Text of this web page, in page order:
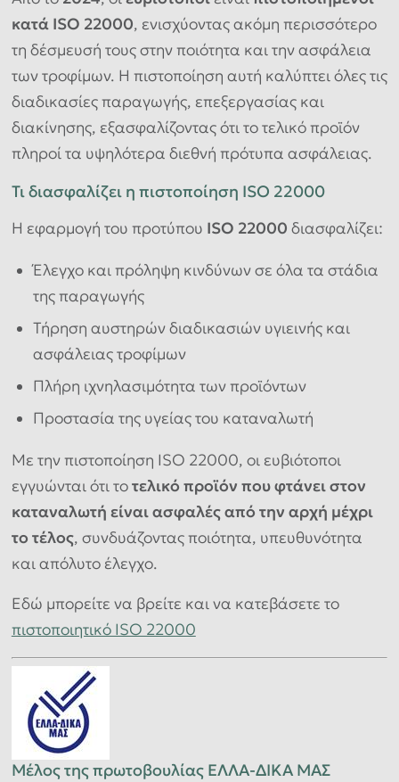
κατά ISO 22000, ενισχύοντας ακόμη περισσότερο
τη δέσμευσή τους στην ποιότητα και την ασφάλεια
των τροφίμων. Η πιστοποίηση αυτή καλύπτει όλες τις
διαδικασίες παραγωγής, επεξεργασίας και
διακίνησης, εξασφαλίζοντας ότι το τελικό προϊόν
πληροί τα υψηλότερα διεθνή πρότυπα ασφάλειας.
Τι διασφαλίζει η πιστοποίηση ISO 22000
Η εφαρμογή του προτύπου ISO 22000 διασφαλίζει:
Έλεγχο και πρόληψη κινδύνων σε όλα τα στάδια
της παραγωγής
Τήρηση αυστηρών διαδικασιών υγιεινής και
ασφάλειας τροφίμων
Πλήρη ιχνηλασιμότητα των προϊόντων
Προστασία της υγείας του καταναλωτή
Με την πιστοποίηση ISO 22000, οι ευβιότοποι
εγγυώνται ότι τοτελικό προϊόν που φτάνει στον
καταναλωτή είναι ασφαλές από την αρχή μέχρι
το τέλος, συνδυάζοντας ποιότητα, υπευθυνότητα
και απόλυτο έλεγχο.
Εδώ μπορείτε να βρείτε και να κατεβάσετε το
πιστοποιητικό ISO 22000
Μέλος της πρωτοβουλίας ΕΛΛΑ-ΔΙΚΑ ΜΑΣ